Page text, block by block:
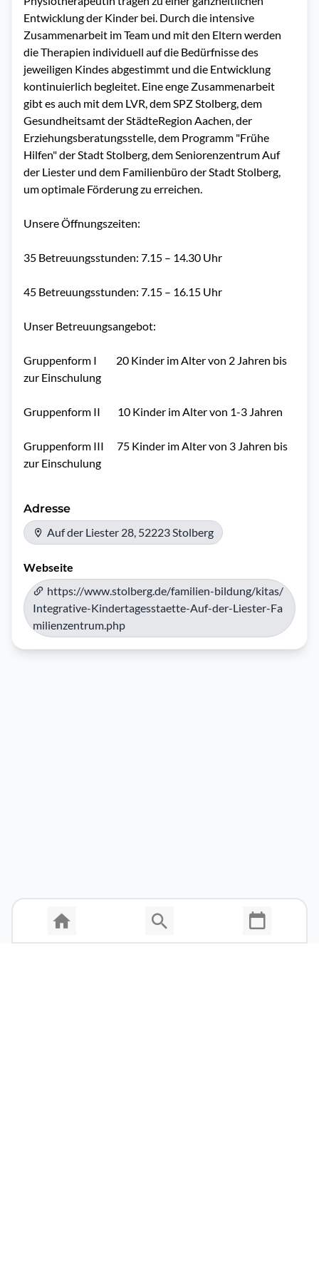
Entwicklung der Kinder bei. Durch die intensive
Zusammenarbeit im Team und mit den Eltern werden
die Therapien individuell auf die Bedürfnisse des
jeweiligen Kindes abgestimmt und die Entwicklung
kontinuierlich begleitet. Eine enge Zusammenarbeit
gibt es auch mit dem LVR, dem SPZ Stolberg, dem
Gesundheitsamt der StädteRegion Aachen, der
Erziehungsberatungsstelle, dem Programm "Frühe
Hilfen" der Stadt Stolberg, dem Seniorenzentrum Auf
der Liester und dem Familienbüro der Stadt Stolberg,
um optimale Förderung zu erreichen.
Unsere Öffnungszeiten:
35 Betreuungsstunden: 7.15 – 14.30 Uhr
45 Betreuungsstunden: 7.15 – 16.15 Uhr
Unser Betreuungsangebot:
Gruppenform I         20 Kinder im Alter von 2 Jahren bis
zur Einschulung
Gruppenform II        10 Kinder im Alter von 1-3 Jahren
Gruppenform III      75 Kinder im Alter von 3 Jahren bis
zur Einschulung
Adresse
Auf der Liester 28, 52223 Stolberg
Webseite
https://www.stolberg.de/familien-bildung/kitas/
Integrative-Kindertagesstaette-Auf-der-Liester-Fa
milienzentrum.php